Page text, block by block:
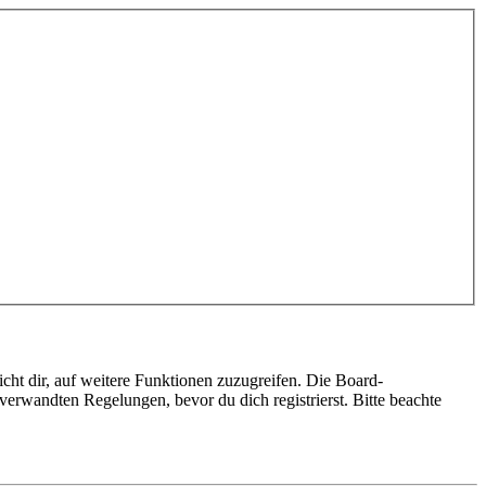
dir, auf weitere Funktionen zuzugreifen. Die Board-
Regelungen, bevor du dich registrierst. Bitte beachte